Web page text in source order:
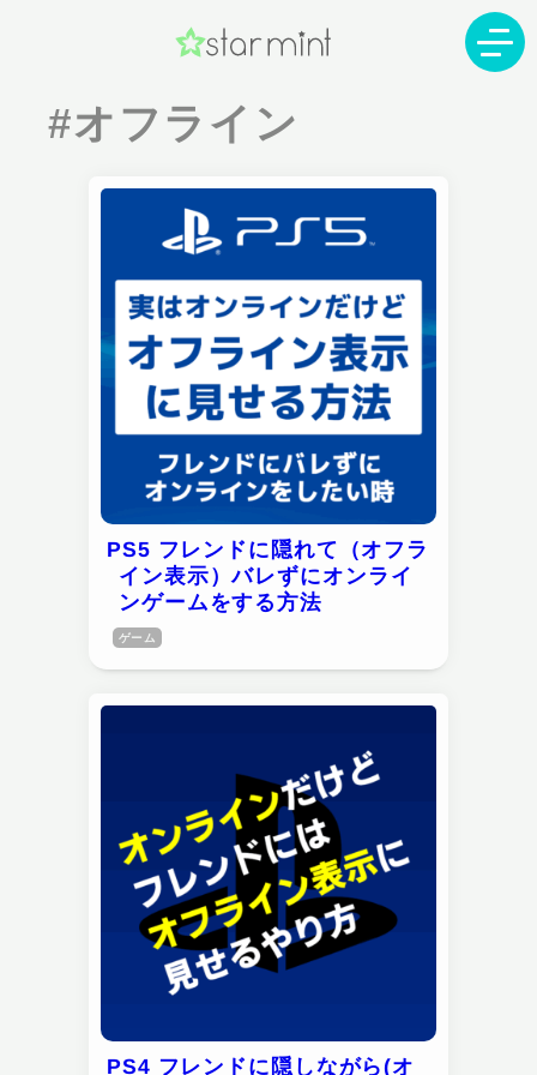
#オフライン
PS5 フレンドに隠れて（オフラ
イン表示）バレずにオンライ
ンゲームをする方法
ゲーム
PS4 フレンドに隠しながら(オ